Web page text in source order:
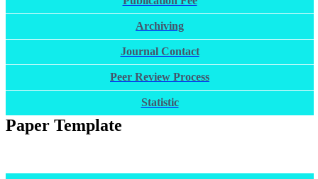
Archiving
Journal Contact
Peer Review Process
Statistic
Paper Template